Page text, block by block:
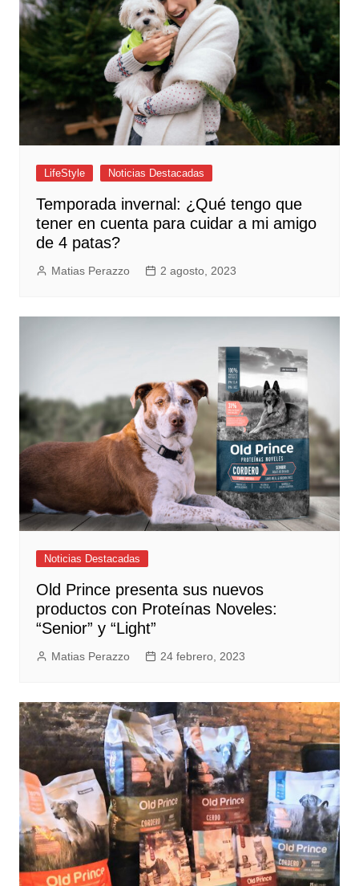
LifeStyle Noticias Destacadas
Temporada invernal: ¿Qué tengo que
tener en cuenta para cuidar a mi amigo
de 4 patas?
Matias Perazzo 2 agosto, 2023
Noticias Destacadas
Old Prince presenta sus nuevos
productos con Proteínas Noveles:
“Senior” y “Light”
Matias Perazzo 24 febrero, 2023